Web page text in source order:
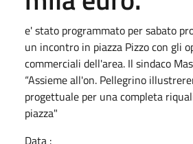
e' stato programmato per sabato
un incontro in piazza Pizzo con gli
commerciali dell'area. Il sindaco
“Assieme all'on. Pellegrino
progettuale per una completa
piazza"
Data :